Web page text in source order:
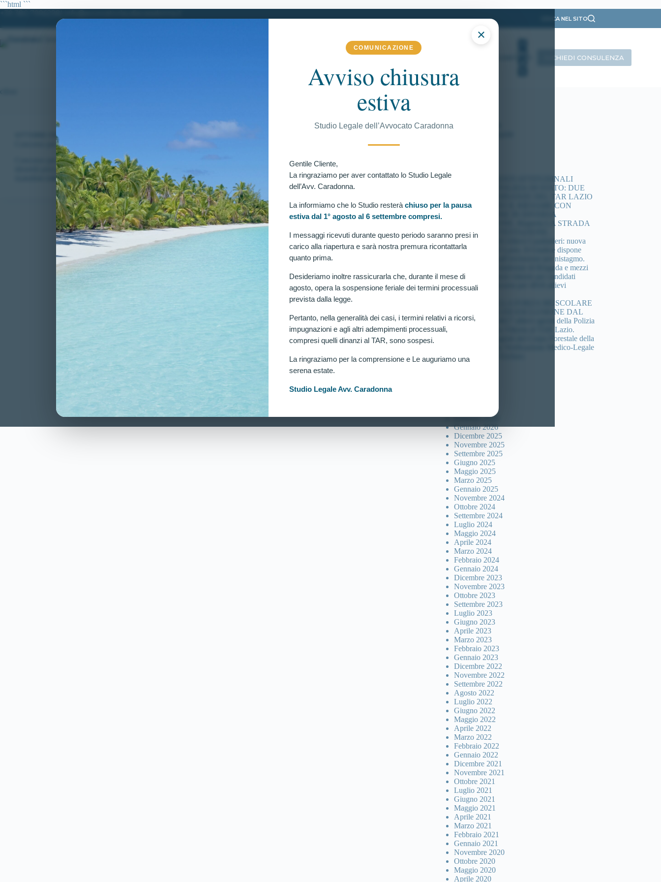
```html
×
COMUNICAZIONE
Avviso chiusura
estiva
Studio Legale dell’Avvocato Caradonna
Gentile Cliente,
La ringraziamo per aver contattato lo Studio Legale
dell’Avv. Caradonna.
La informiamo che lo Studio resterà chiuso per la pausa
estiva dal 1° agosto al 6 settembre compresi.
I messaggi ricevuti durante questo periodo saranno presi in
carico alla riapertura e sarà nostra premura ricontattarla
quanto prima.
Desideriamo inoltre rassicurarla che, durante il mese di
agosto, opera la sospensione feriale dei termini processuali
prevista dalla legge.
Pertanto, nella generalità dei casi, i termini relativi a ricorsi,
impugnazioni e agli altri adempimenti processuali,
compresi quelli dinanzi al TAR, sono sospesi.
La ringraziamo per la comprensione e Le auguriamo una
serena estate.
Studio Legale Avv. Caradonna
```
contenuto
CERCA NEL SITO
RICHIEDI CONSULENZA
VITTORIE CONSEGUITE
Concorso per 1205 VFP4 nell’Esercito – anno 2022: disposta verifica per ricorrente escluso agli accertamenti psico-fisici.
Concorso per 1205 VFP4 nell’Esercito. Disposta verifica per ricorrente escluso in occasione dell’accertamento della
idoneità psico-fisica.
CLAUDIA CARADONNA GENNAIO 30, 2023
ACCERTAMENTI ATTITUDINALI
CONCORSI POLIZIA DI STATO: DUE
NUOVE ORDINANZE DEL TAR LAZIO
DISPONGONO IL RIESAME CON
COMMISSIONE IN DIVERSA
COMPOSIZIONE. Riaperta LA STRADA
DELLA CONTESTAZIONE.
Concorso 4.918 Allievi Carabinieri: nuova
vittoria al TAR Lazio. Il Giudice dispone
verificazione sull’esclusione per nistagmo.
Cheratocono, sindrome di Brugada e mezzi
di sintesi: 3 nuove vittorie per candidati
esclusi dal concorso per 4918 allievi
DEFICIT DELLA FORZA MUSCOLARE
(HANDGRIP) ED ESCLUSIONE DAL
Concorso per 4617 allievi agenti della Polizia
di Stato: Nuova Vittoria al TAR Lazio.
Concorso 46 agenti del Corpo Forestale della
sicilia: Ottenuta Verificazione Medico-Legale
per Candidato Escluso.
Febbraio 2026
Gennaio 2026
Dicembre 2025
Novembre 2025
Settembre 2025
Giugno 2025
Maggio 2025
Marzo 2025
Gennaio 2025
Novembre 2024
Ottobre 2024
Settembre 2024
Luglio 2024
Maggio 2024
Aprile 2024
Marzo 2024
Febbraio 2024
Gennaio 2024
Dicembre 2023
Novembre 2023
Ottobre 2023
Settembre 2023
Luglio 2023
Giugno 2023
Aprile 2023
Marzo 2023
Febbraio 2023
Gennaio 2023
Dicembre 2022
Novembre 2022
Settembre 2022
Agosto 2022
Luglio 2022
Giugno 2022
Maggio 2022
Aprile 2022
Marzo 2022
Febbraio 2022
Gennaio 2022
Dicembre 2021
Novembre 2021
Ottobre 2021
Luglio 2021
Giugno 2021
Maggio 2021
Aprile 2021
Marzo 2021
Febbraio 2021
Gennaio 2021
Novembre 2020
Ottobre 2020
Maggio 2020
Aprile 2020